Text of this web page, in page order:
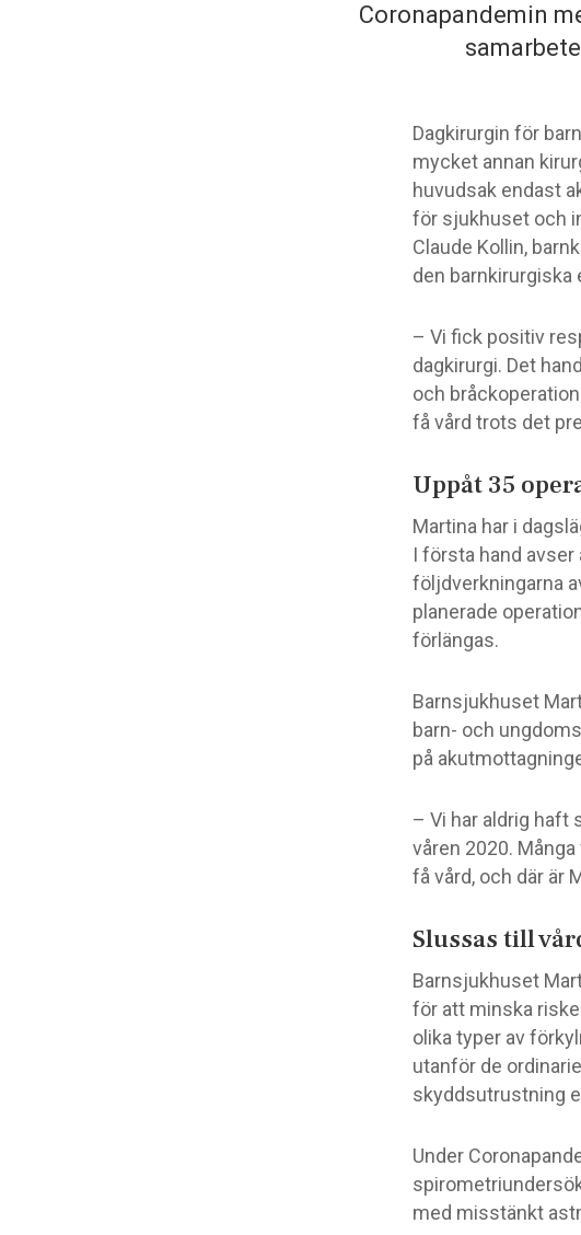
Coronapandemin
Dagkirurgin för
mycket annan
huvudsak endast
för sjukhuset och
Claude Kollin,
den
– Vi fick positiv
dagkirurgi. Det
och
få vård trots det
Uppåt 35
Martina har i
I första hand
följdverkningarna
planerade
förlängas.
Barnsjukhuset
barn- och
på
– Vi har aldrig haft
våren 2020.
få vård, och där är
Slussas till
Barnsjukhuset
för att minska
olika typer av
utanför de
skyddsutrustning
Under
med misstänkt